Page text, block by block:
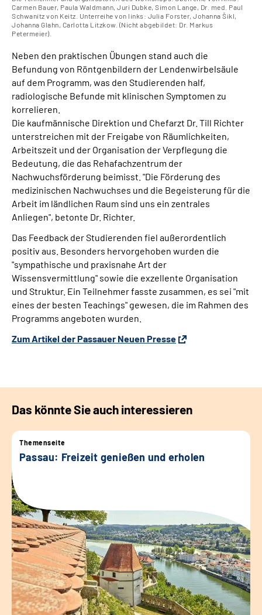
Carmen Bauer, Paula Waldmann, Juri Dubke, Simon Lange, Dr. med. Paul
Schwanitz von Keitz. Unterreihe von links: Julia Forster, Johanna Šikl,
Johanna Glahn, Carlotta Litzkow. (Nicht abgebildet: Dr. Markus
Petermeier).
Neben den praktischen Übungen stand auch die
Befundung von Röntgenbildern der Lendenwirbelsäule
auf dem Programm, was den Studierenden half,
radiologische Befunde mit klinischen Symptomen zu
korrelieren.
Die kaufmännische Direktion und Chefarzt Dr. Till Richter
unterstreichen mit der Freigabe von Räumlichkeiten,
Arbeitszeit und der Organisation der Verpflegung die
Bedeutung, die das Rehafachzentrum der
Nachwuchsförderung beimisst. "Die Förderung des
medizinischen Nachwuchses und die Begeisterung für die
Arbeit im ländlichen Raum sind uns ein zentrales
Anliegen", betonte Dr. Richter.
Das Feedback der Studierenden fiel außerordentlich
positiv aus. Besonders hervorgehoben wurden die
"sympathische und praxisnahe Art der
Wissensvermittlung" sowie die exzellente Organisation
und Struktur. Ein Teilnehmer fasste zusammen, es sei "mit
eines der besten Teachings" gewesen, die im Rahmen des
Programms angeboten wurden.
Zum Artikel der Passauer Neuen Presse
Das könnte Sie auch interessieren
Themenseite
Passau: Freizeit genießen und erholen